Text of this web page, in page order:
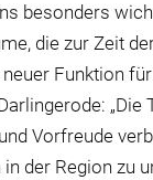
besonders
die zur Zeit
Funktion
„Die
Vorfreude
der Region zu